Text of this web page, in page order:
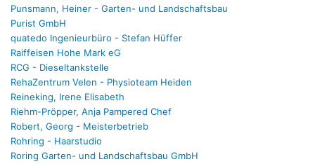
Punsmann, Heiner - Garten- und Landschaftsbau
Purist GmbH
quatedo Ingenieurbüro - Stefan Hüffer
Raiffeisen Hohe Mark eG
RCG - Dieseltankstelle
RehaZentrum Velen - Physioteam Heiden
Reineking, Irene Elisabeth
Riehm-Pröpper, Anja Pampered Chef
Robert, Georg - Meisterbetrieb
Rohring - Haarstudio
Roring Garten- und Landschaftsbau GmbH